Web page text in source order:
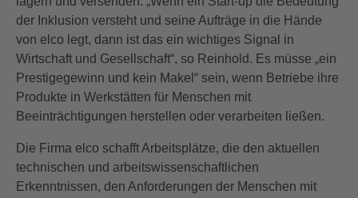
der Inklusion versteht und seine Aufträge in die Hände
von elco legt, dann ist das ein wichtiges Signal in
Wirtschaft und Gesellschaft“, so Reinhold. Es müsse „ein
Prestigegewinn und kein Makel“ sein, wenn Betriebe ihre
Produkte in Werkstätten für Menschen mit
Beeinträchtigungen herstellen oder verarbeiten ließen.
Die Firma elco schafft Arbeitsplätze, die den aktuellen
technischen und arbeitswissenschaftlichen
Erkenntnissen, den Anforderungen der Menschen mit